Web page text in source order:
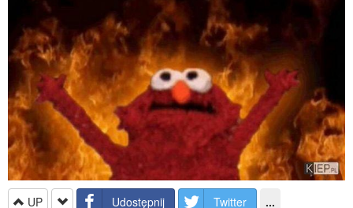
UP Udostępnij Twitter ...